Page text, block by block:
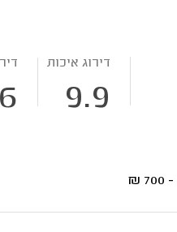
דירוג איכות
9.9
₪